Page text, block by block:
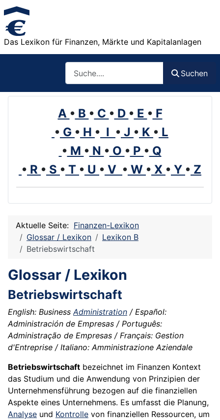
Das Lexikon für Finanzen, Märkte und Kapitalanlagen
Suchen
A • B • C • D • E • F
• G • H • I • J • K • L
• M • N • O • P • Q
• R • S • T • U • V • W • X • Y • Z
Aktuelle Seite: Finanzen-Lexikon
Glossar / Lexikon
Lexikon B
Betriebswirtschaft
Glossar / Lexikon
Betriebswirtschaft
English: BusinessAdministration / Español:
Administración de Empresas / Português:
Administração de Empresas / Français: Gestion
d'Entreprise / Italiano: Amministrazione Aziendale
Betriebswirtschaft bezeichnet im Finanzen Kontext
das Studium und die Anwendung von Prinzipien der
Unternehmensführung bezogen auf die finanziellen
Aspekte eines Unternehmens. Es umfasst die Planung,
Analyse und Kontrolle von finanziellen Ressourcen, um